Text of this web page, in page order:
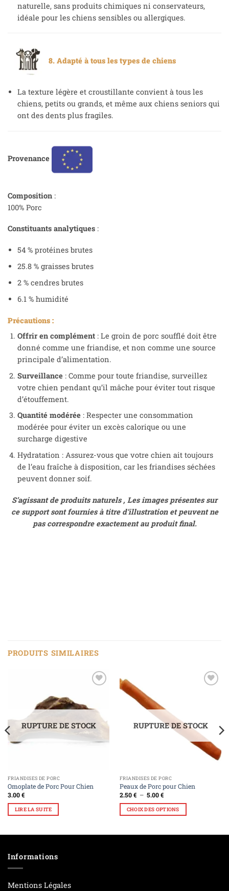
naturelle, sans produits chimiques ni conservateurs,
idéale pour les chiens sensibles ou allergiques.
8. Adapté à tous les types de chiens
La texture légère et croustillante convient à tous les
chiens, petits ou grands, et même aux chiens seniors qui
ont des dents plus fragiles.
Provenance
Composition :
100% Porc
Constituants analytiques :
54 % protéines brutes
25.8 % graisses brutes
2 % cendres brutes
6.1 % humidité
Précautions :
Offrir en complément: Le groin de porc soufflé doit être
donné comme une friandise, et non comme une source
principale d’alimentation.
Surveillance : Comme pour toute friandise, surveillez
votre chien pendant qu’il mâche pour éviter tout risque
d’étouffement.
Quantité modérée : Respecter une consommation
modérée pour éviter un excès calorique ou une
surcharge digestive
Hydratation : Assurez-vous que votre chien ait toujours
de l’eau fraîche à disposition, car les friandises séchées
peuvent donner soif.
S’agissant de produits naturels , Les images présentes sur
ce support sont fournies à titre d’illustration et peuvent ne
pas correspondre exactement au produit final.
PRODUITS SIMILAIRES
souhaits
RUPTURE DE STOCK
FRIANDISES DE PORC
Omoplate de Porc Pour Chien
3.00€
LIRE LA SUITE
RUPTURE DE STOCK
FRIANDISES DE PORC
Peaux de Porc pour Chien
2.50€ – 5.00€
CHOIX DES OPTIONS
Informations
Mentions Légales